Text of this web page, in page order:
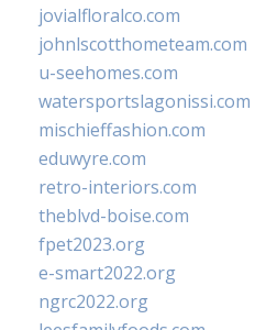
jovialfloralco.com
johnlscotthometeam.com
u-seehomes.com
watersportslagonissi.com
mischieffashion.com
eduwyre.com
retro-interiors.com
theblvd-boise.com
fpet2023.org
e-smart2022.org
ngrc2022.org